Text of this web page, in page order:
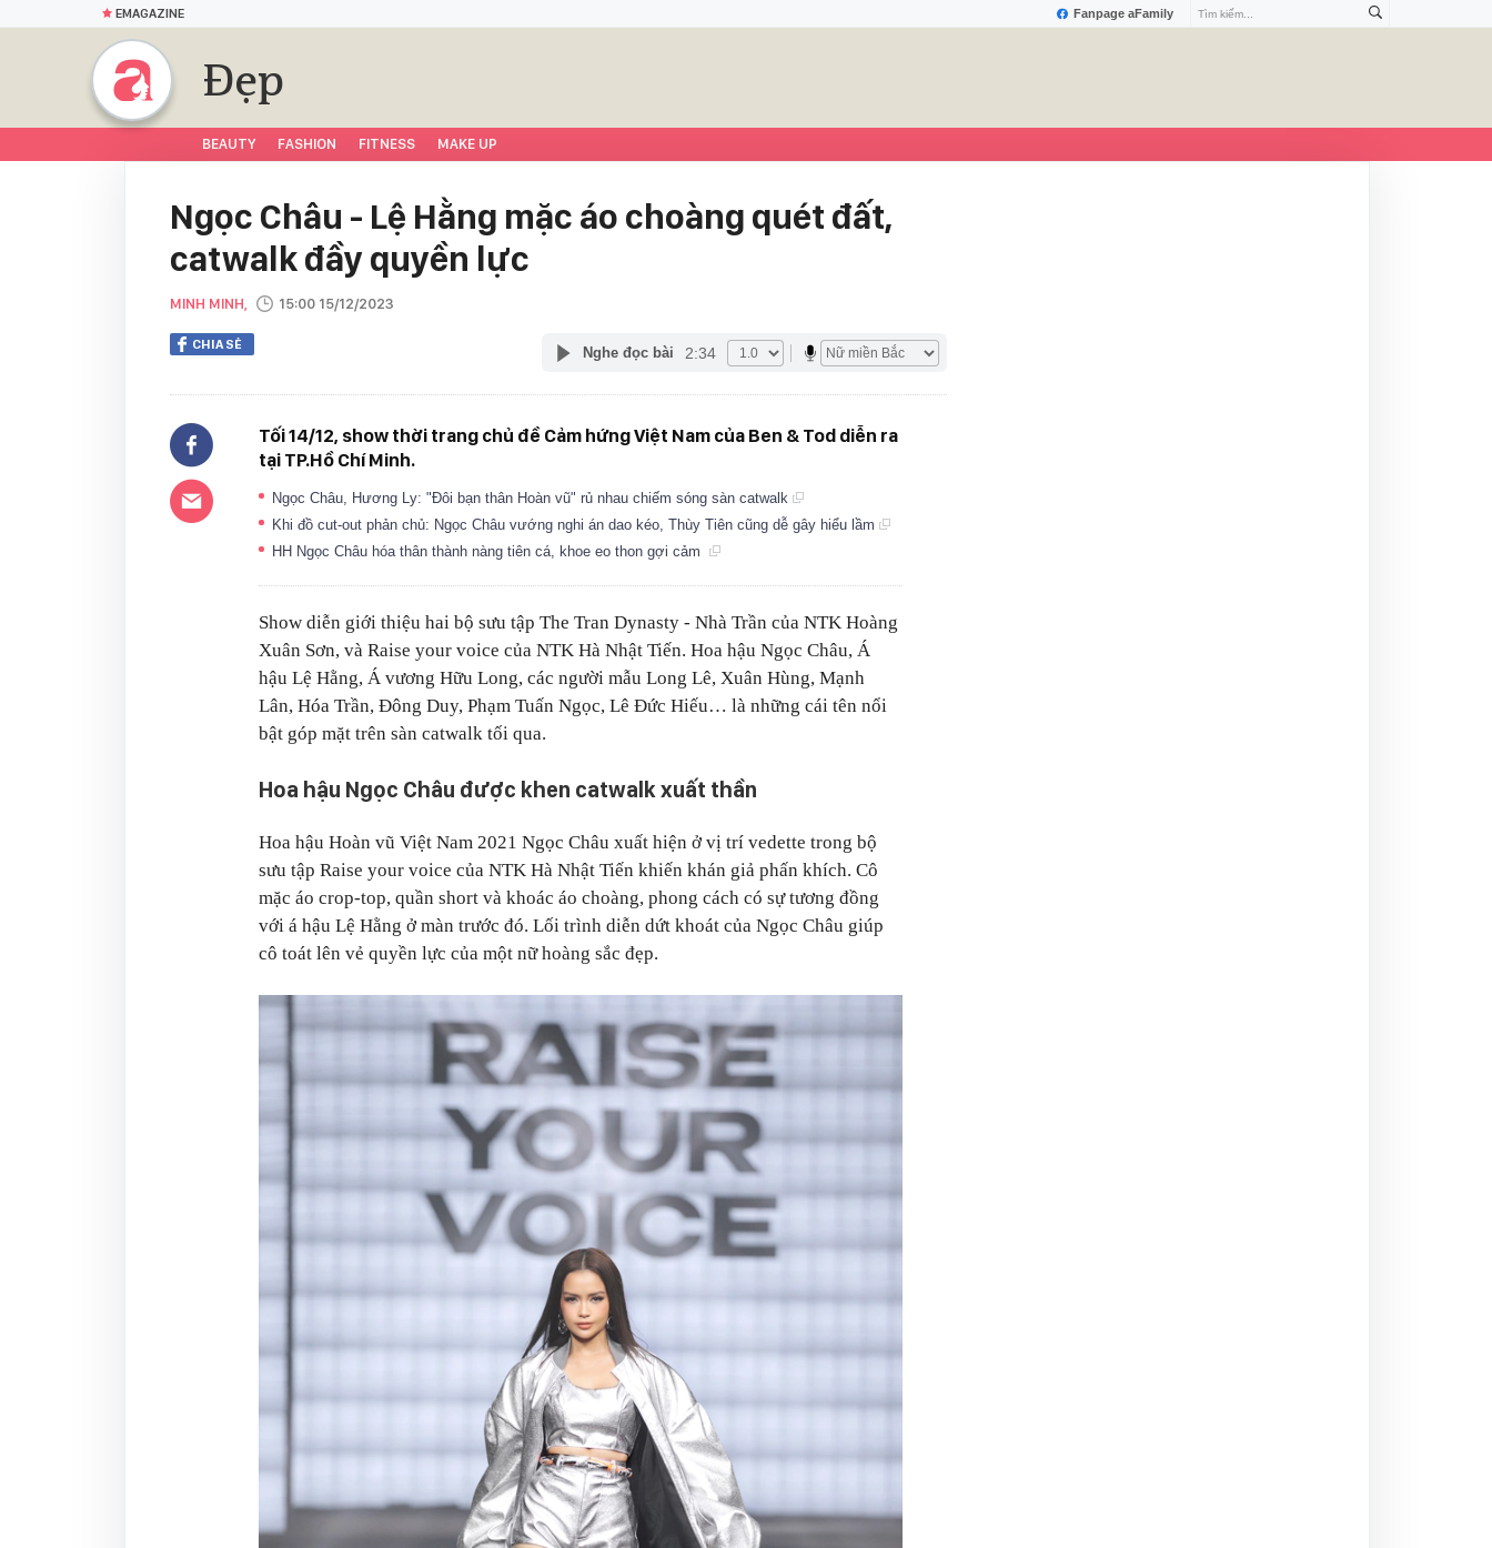
Fanpage aFamily
EMAGAZINE
Đẹp
BEAUTY FASHION FITNESS MAKE UP
Ngọc Châu - Lệ Hằng mặc áo choàng quét đất,
catwalk đầy quyền lực
MINH MINH, 15:00 15/12/2023
CHIA SẺ Nghe đọc bài 2:34
Tối 14/12, show thời trang chủ đề Cảm hứng Việt Nam của Ben & Tod diễn ra
tại TP.Hồ Chí Minh.
Ngọc Châu, Hương Ly: "Đôi bạn thân Hoàn vũ" rủ nhau chiếm sóng sàn catwalk
Khi đồ cut-out phản chủ: Ngọc Châu vướng nghi án dao kéo, Thùy Tiên cũng dễ gây hiểu lầm
HH Ngọc Châu hóa thân thành nàng tiên cá, khoe eo thon gợi cảm
Show diễn giới thiệu hai bộ sưu tập The Tran Dynasty - Nhà Trần của NTK Hoàng
Xuân Sơn, và Raise your voice của NTK Hà Nhật Tiến. Hoa hậu Ngọc Châu, Á
hậu Lệ Hằng, Á vương Hữu Long, các người mẫu Long Lê, Xuân Hùng, Mạnh
Lân, Hóa Trần, Đông Duy, Phạm Tuấn Ngọc, Lê Đức Hiếu… là những cái tên nổi
bật góp mặt trên sàn catwalk tối qua.
Hoa hậu Ngọc Châu được khen catwalk xuất thần
Hoa hậu Hoàn vũ Việt Nam 2021 Ngọc Châu xuất hiện ở vị trí vedette trong bộ
sưu tập Raise your voice của NTK Hà Nhật Tiến khiến khán giả phấn khích. Cô
mặc áo crop-top, quần short và khoác áo choàng, phong cách có sự tương đồng
với á hậu Lệ Hằng ở màn trước đó. Lối trình diễn dứt khoát của Ngọc Châu giúp
cô toát lên vẻ quyền lực của một nữ hoàng sắc đẹp.